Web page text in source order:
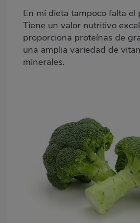
En mi dieta tampoco falta el
Tiene un valor nutritivo
proporciona proteínas de
una amplia variedad de
minerales.